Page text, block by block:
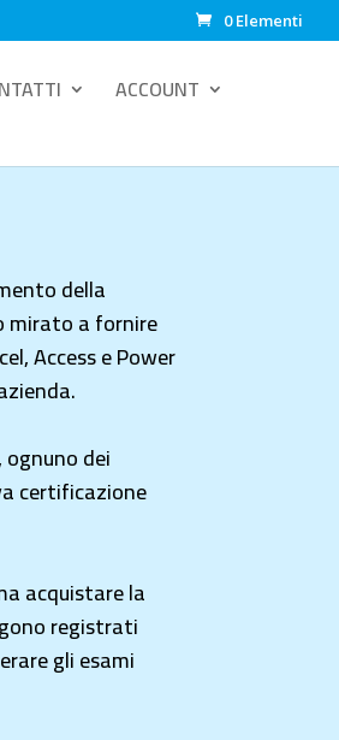
0 Elementi
ACCOUNT
della
mirato a fornire
Access e Power
dei
certificazione
acquistare la
registrati
gli esami